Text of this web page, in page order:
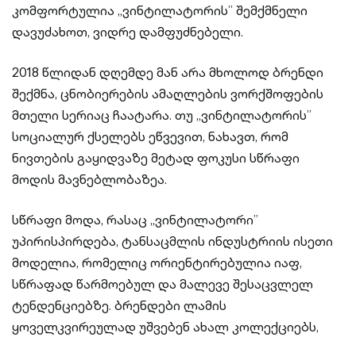
კომფორტულია ,,ვინტილატორის’’ შემქმნელი
დავუძახოთ, ვიდრე დამფუძნებელი.
2018 წლიდან დღემდე მან არა მხოლოდ ბრენდი
შექმნა, ცნობიერების ამაღლების ვორქშოფების
მთელი სერიაც ჩაატარა. თუ ,,ვინტილატორის’’
სოციალურ ქსელებს ეწვევით, ნახავთ, რომ
ნივთების გაყიდვაზე მეტად ფოკუსი სწრაფი
მოდის მავნებლობაზეა.
სწრაფი მოდა, რასაც ,,ვინტილატორი’’
უპირისპირდება, ტანსაცმლის ინდუსტრიის ისეთი
მოდელია, რომელიც ორიენტირებულია იაფ,
სწრაფად წარმოებულ და მალევე შესაცვლელ
ტენდენციებზე. ბრენდები ლამის
ყოველკვირეულად უშვებენ ახალ კოლექციებს,